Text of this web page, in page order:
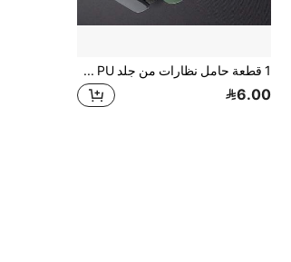
1 قطعة حامل نظارات من جلد PU عالي الجودة لحاجب الشمس في السيارة، مشبك تخزين نظارات بملمس فاخر وأنيق، مشبك جانبي، مقاوم للخدش، سهل التركيب، يمكنه حمل النظارات والنظارات العصرية والمستندات، مدمج وأنيق
6.00